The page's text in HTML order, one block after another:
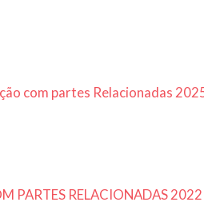
com partes Relacionadas
PARTES RELACIONADAS